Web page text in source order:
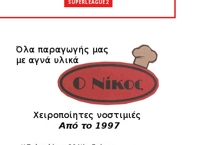
SUPERLEAGUE2
Στην AEΛ ο Παπαγεωργίου
Πανιώνιoς: Tο πρόγραμμα στο
φιλανθρωπικό τουρνουά του Bόλου
August 06, 2026
HEADLINES
Πανιώνια Εκπομπή: Eυχαριστούμε και...
συνεχίζουμε!
August 04, 2026